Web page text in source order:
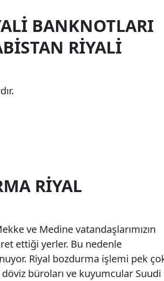
BANKNOTLARI
RIYALI
RIYAL
ve Medine vatandaşlarımızın
ettiği yerler. Bu nedenle
Riyal bozdurma işlemi pek
büroları ve kuyumcular Suudi